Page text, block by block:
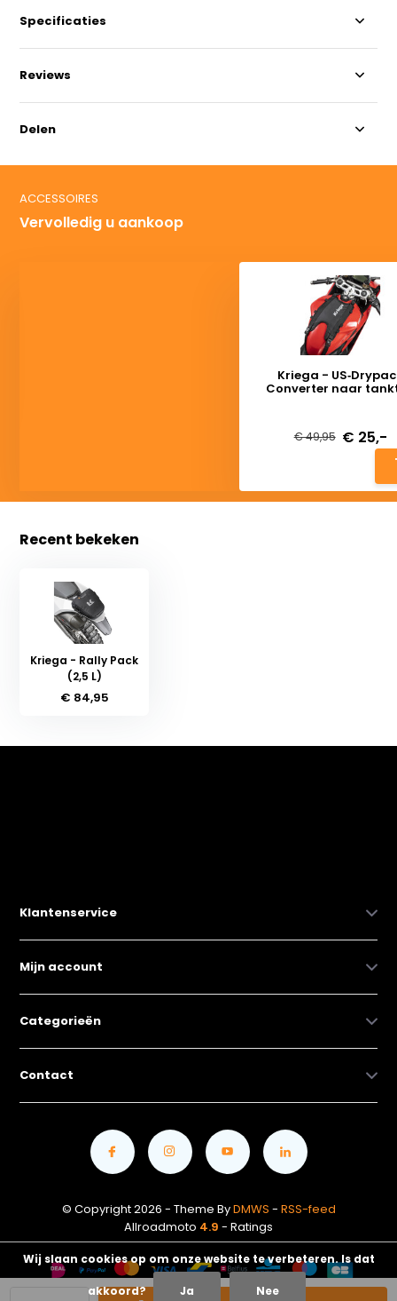
Specificaties
Reviews
Delen
ACCESSOIRES
Vervolledig u aankoop
Kriega -
Converter naar
€ 49,95 € 25,-
Recent bekeken
Kriega - Rally Pack
(2,5 L)
€ 84,95
Klantenservice
Mijn account
Categorieën
Contact
© Copyright 2026 - Theme ByDMWS - RSS-feed
Allroadmoto 4.9 - Ratings
Wij slaan cookies op om onze website te verbeteren. Is dat
akkoord? Ja Nee